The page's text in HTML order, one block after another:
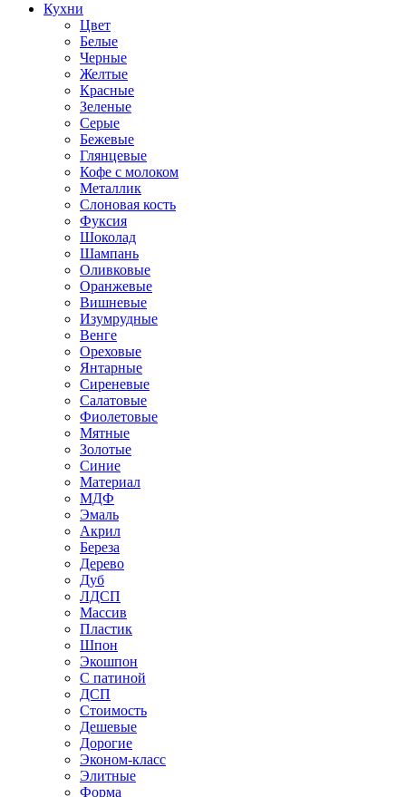
Кухни
Цвет
Белые
Черные
Желтые
Красные
Зеленые
Серые
Бежевые
Глянцевые
Кофе с молоком
Металлик
Слоновая кость
Фуксия
Шоколад
Шампань
Оливковые
Оранжевые
Вишневые
Изумрудные
Венге
Ореховые
Янтарные
Сиреневые
Салатовые
Фиолетовые
Мятные
Золотые
Синие
Материал
МДФ
Эмаль
Акрил
Береза
Дерево
Дуб
ЛДСП
Массив
Пластик
Шпон
Экошпон
С патиной
ДСП
Стоимость
Дешевые
Дорогие
Эконом-класс
Элитные
Форма